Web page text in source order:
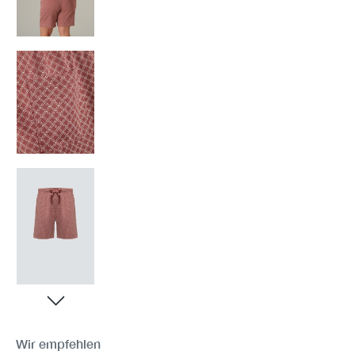
Wir empfehlen